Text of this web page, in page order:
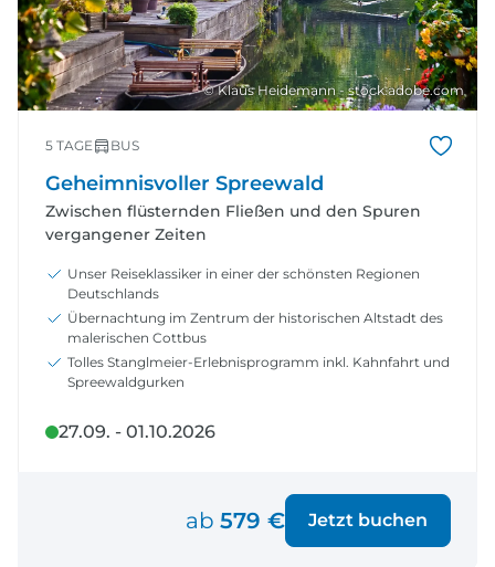
© Klaus Heidemann - stock.adobe.com
5 TAGE BUS
Geheimnisvoller Spreewald
Zwischen flüsternden Fließen und den Spuren
vergangener Zeiten
Unser Reiseklassiker in einer der schönsten Regionen
Deutschlands
Übernachtung im Zentrum der historischen Altstadt des
malerischen Cottbus
Tolles Stanglmeier-Erlebnisprogramm inkl. Kahnfahrt und
Spreewaldgurken
27.09. - 01.10.2026
ab 579 € Jetzt buchen